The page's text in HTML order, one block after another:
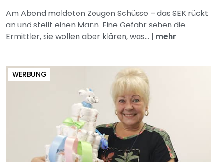
Am Abend meldeten Zeugen Schüsse – das SEK rückt
an und stellt einen Mann. Eine Gefahr sehen die
Ermittler, sie wollen aber klären, was... | mehr
WERBUNG